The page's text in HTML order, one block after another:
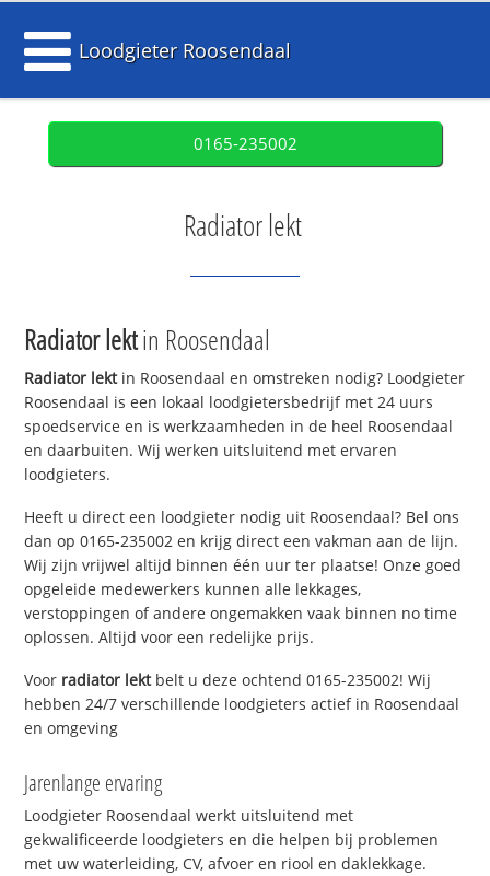
Loodgieter Roosendaal
0165-235002
Radiator lekt
Radiator lektin Roosendaal
Radiator lektin Roosendaal en omstreken nodig? Loodgieter
Roosendaal is een lokaal loodgietersbedrijf met 24 uurs
spoedservice en is werkzaamheden in de heel Roosendaal
en daarbuiten. Wij werken uitsluitend met ervaren
loodgieters.
Heeft u direct een loodgieter nodig uit Roosendaal? Bel ons
dan op 0165-235002 en krijg direct een vakman aan de lijn.
Wij zijn vrijwel altijd binnen één uur ter plaatse! Onze goed
opgeleide medewerkers kunnen alle lekkages,
verstoppingen of andere ongemakken vaak binnen no time
oplossen. Altijd voor een redelijke prijs.
Voor radiator lektbelt u deze ochtend 0165-235002! Wij
hebben 24/7 verschillende loodgieters actief in Roosendaal
en omgeving
Jarenlange ervaring
Loodgieter Roosendaal werkt uitsluitend met
gekwalificeerde loodgieters en die helpen bij problemen
met uw waterleiding, CV, afvoer en riool en daklekkage.